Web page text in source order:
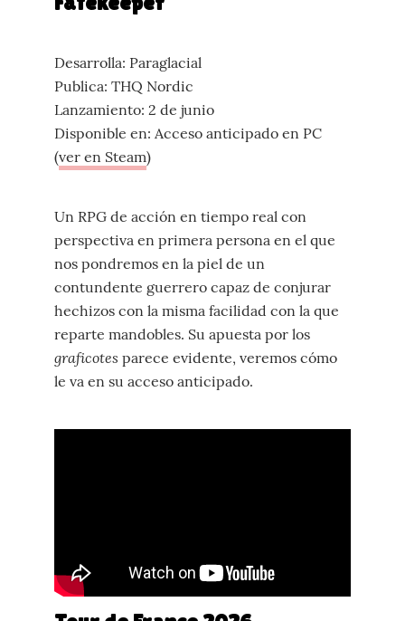
Desarrolla: Paraglacial
Publica: THQ Nordic
Lanzamiento: 2 de junio
Disponible en: Acceso anticipado en PC
(ver en Steam)
Un RPG de acción en tiempo real con
perspectiva en primera persona en el que
nos pondremos en la piel de un
contundente guerrero capaz de conjurar
hechizos con la misma facilidad con la que
reparte mandobles. Su apuesta por los
graficotes parece evidente, veremos cómo
le va en su acceso anticipado.